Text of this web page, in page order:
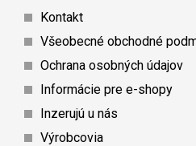
Kontakt
Všeobecné obchodné
Ochrana osobných údajov
Informácie pre e-shopy
Inzerujú u nás
Výrobcovia